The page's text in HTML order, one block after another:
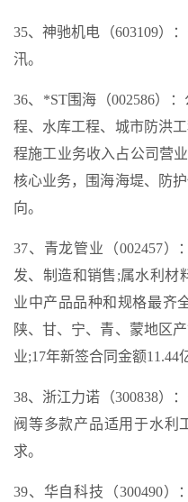
35、神驰机电（603109）
汛。
36、*ST围海（002586）
程、水库工程、城市防洪
程施工业务收入占公司营
核心业务，围海海堤、防
向。
37、青龙管业（002457
发、制造和销售;属水利材
业中产品品种和规格最齐
陕、甘、宁、青、蒙地区
业;17年新签合同金额11.44
38、浙江力诺（300838）
阀等多款产品适用于水利
求。
39、华自科技（300490